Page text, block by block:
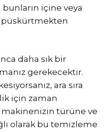
bunların içine veya
daha sık bir
gerekecektir.
ara sıra
için zaman
makinenizin türüne ve
olarak bu temizleme